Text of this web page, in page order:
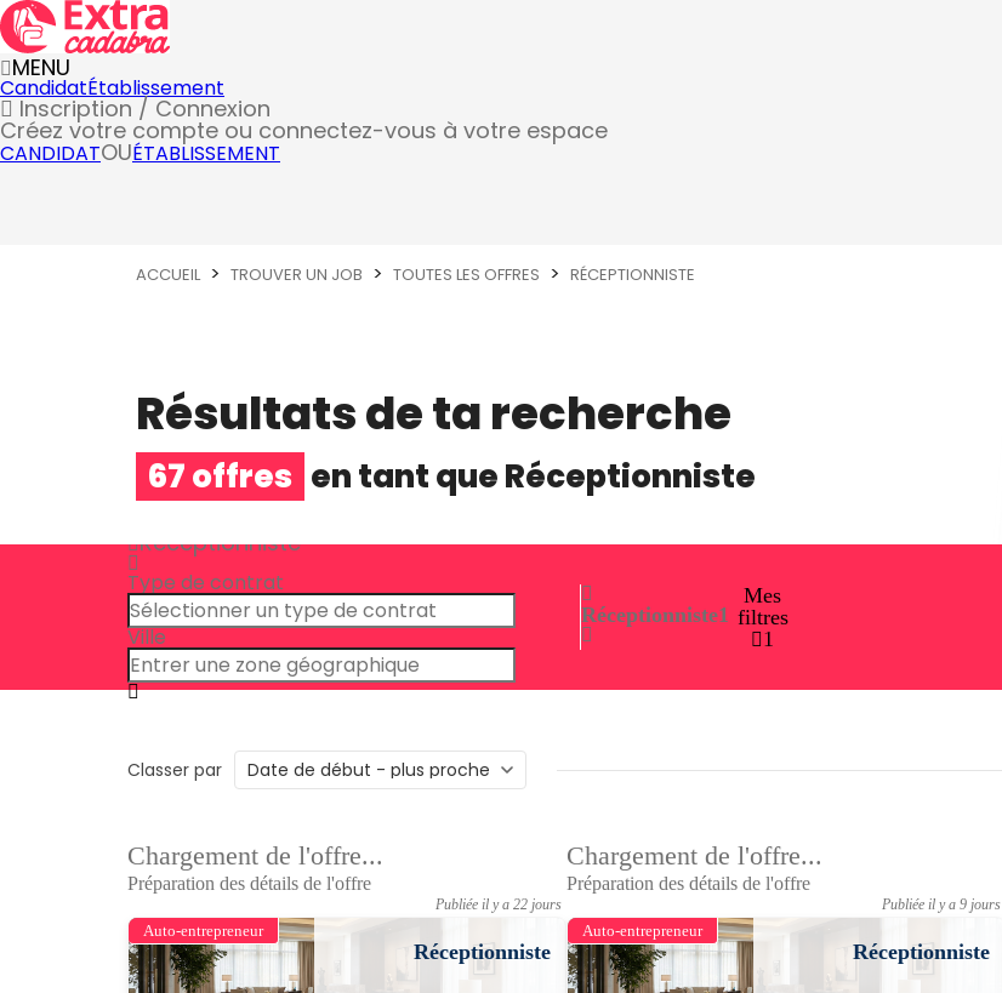
MENU
CandidatÉtablissement
Inscription / Connexion
Créez votre compte ou connectez-vous à votre espace
CANDIDATOUÉTABLISSEMENT
ACCUEIL TROUVER UN JOB TOUTES LES OFFRES RÉCEPTIONNISTE
Résultats de ta recherche
67 offres en tant queRéceptionniste
Réceptionniste
Type de contrat
Ville
Réceptionniste1
Mes
filtres
1
Classer par
Chargement de l'offre...
Préparation des détails de l'offre
Publiée il y a 22 jours
Auto-entrepreneur
Réceptionniste
Chargement de l'offre...
Préparation des détails de l'offre
Publiée il y a 9 jours
Auto-entrepreneur
Réceptionniste